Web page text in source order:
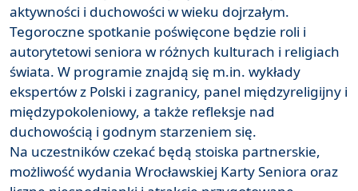
aktywności i duchowości w wieku dojrzałym.
Tegoroczne spotkanie poświęcone będzie roli i
autorytetowi seniora w różnych kulturach i religiach
świata. W programie znajdą się m.in. wykłady
ekspertów z Polski i zagranicy, panel międzyreligijny i
międzypokoleniowy, a także refleksje nad
duchowością i godnym starzeniem się.
Na uczestników czekać będą stoiska partnerskie,
możliwość wydania Wrocławskiej Karty Seniora oraz